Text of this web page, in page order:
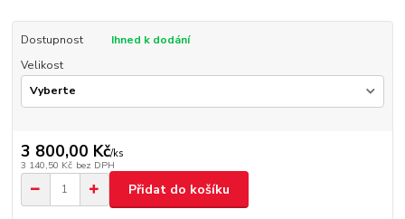
Dostupnost
Ihned k dodání
Velikost
3 800,00 Kč/ks
3 140,50 Kč bez DPH
Přidat do košíku